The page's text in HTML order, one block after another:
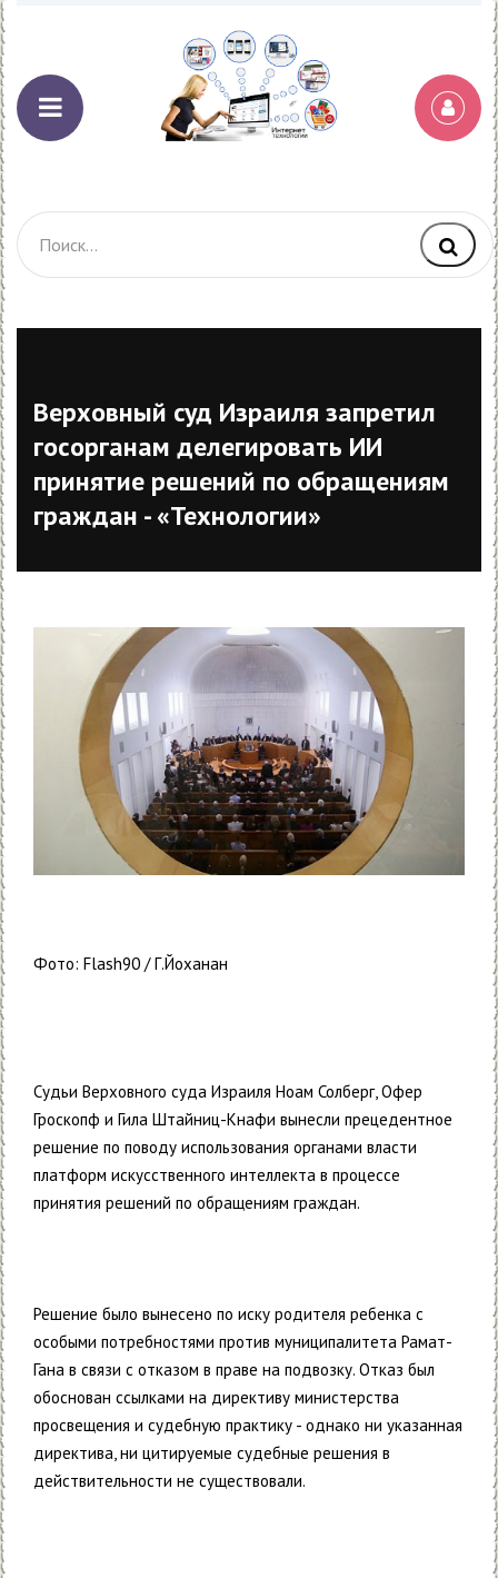
Верховный суд Израиля запретил
госорганам делегировать ИИ
принятие решений по обращениям
граждан - «Технологии»
Фото: Flash90 / Г.Йоханан
Судьи Верховного суда Израиля Ноам Солберг, Офер
Гроскопф и Гила Штайниц-Кнафи вынесли прецедентное
решение по поводу использования органами власти
платформ искусственного интеллекта в процессе
принятия решений по обращениям граждан.
Решение было вынесено по иску родителя ребенка с
особыми потребностями против муниципалитета Рамат-
Гана в связи с отказом в праве на подвозку. Отказ был
обоснован ссылками на директиву министерства
просвещения и судебную практику - однако ни указанная
директива, ни цитируемые судебные решения в
действительности не существовали.